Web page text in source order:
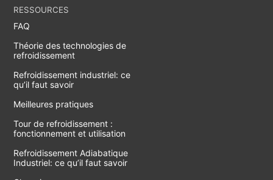
RESSOURCES
FAQ
Théorie des technologies de
refroidissement
Refroidissement industriel: ce
qu’il faut savoir
Meilleures pratiques
Tour de refroidissement :
fonctionnement et utilisation
Refroidissement Adiabatique
Industriel: ce qu’il faut savoir